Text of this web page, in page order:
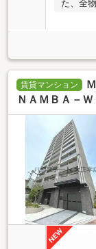
た、全
賃貸マンション
ＮＡＭＢＡ－Ｗ